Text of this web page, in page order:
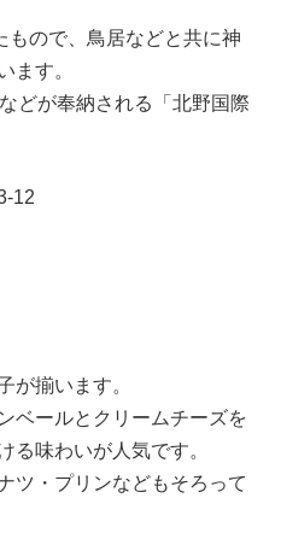
もので、鳥居などと共に神
ます。
どが奉納される「北野国際
12
が揃います。
ベールとクリームチーズを
る味わいが人気です。
ツ・プリンなどもそろって